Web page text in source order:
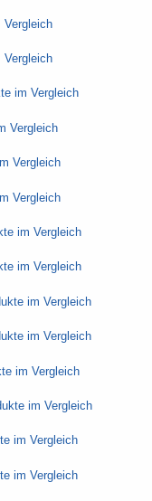
Vergleich
Vergleich
im Vergleich
Vergleich
Vergleich
Vergleich
im Vergleich
im Vergleich
im Vergleich
im Vergleich
im Vergleich
im Vergleich
im Vergleich
im Vergleich